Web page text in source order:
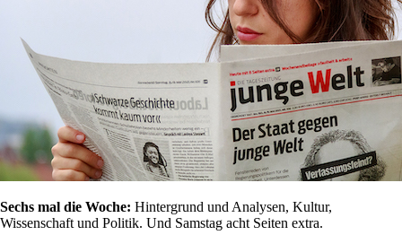
Sechs mal die Woche: Hintergrund und Analysen, Kultur,
Wissenschaft und Politik. Und Samstag acht Seiten extra.